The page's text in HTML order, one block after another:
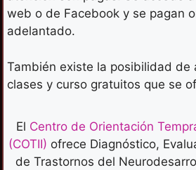
web o de Facebook y se pagan
adelantado.
También existe la posibilidad de
clases y curso gratuitos que se
El Centro de Orientación
(COTII) ofrece Diagnóstico,
de Trastornos del